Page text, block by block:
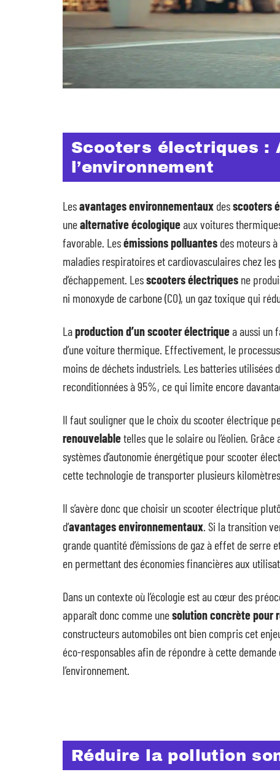
Scooters électriques :
l’environnement
Lesavantages environnementaux desscooters
unealternative écologiqueaux voitures
favorable. Lesémissions polluantes des moteurs
maladies respiratoires et cardiovasculaires chez
d’échappement. Lesscooters électriques ne
ni monoxyde de carbone (CO), un gaz toxique qui
Laproduction d’un scooter électriquea aussi un
d’une voiture thermique. Effectivement, le
moins de déchets industriels. Les batteries utilisées
reconditionnées à 95%, ce qui limite encore
Il faut souligner que le choix du scooter électrique
renouvelabletelles que le solaire ou l’éolien.
systèmes d’autonomie énergétique pour scooter
cette technologie de transporter plusieurs
Il s’avère donc que choisir un scooter électrique
d’avantages environnementaux. Si la transition
grande quantité d’émissions de gaz à effet de
en permettant des économies financières aux
Dans un contexte où l’écologie est au cœur des
apparaît donc comme unesolution concrète pour
constructeurs automobiles ont bien compris cet
éco-responsables afin de répondre à cette
l’environnement.
Réduire la pollution